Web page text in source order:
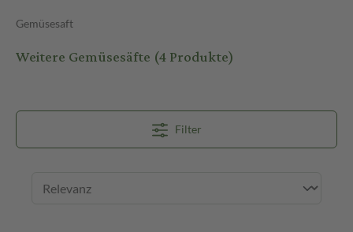
Gemüsesaft
Weitere Gemüsesäfte (4 Produkte)
Filter